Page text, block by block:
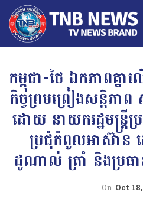
កម្ពុជា-ថៃ ឯកភាពគ្ន
កិច្ចព្រមព្រៀងសន្តិភា
ដោយ នាយករដ្ឋមន្រ្តីប្
ប្រជុំកំពូលអាស៊ា
ដូណាល់ ត្រាំ និងប្រធ
On Oct